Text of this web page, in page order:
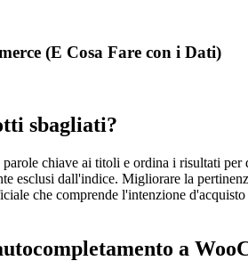
(E Cosa Fare con i Dati)
sbagliati?
chiave ai titoli e ordina i risultati
esclusi dall'indice. Migliorare la
che comprende l'intenzione
a